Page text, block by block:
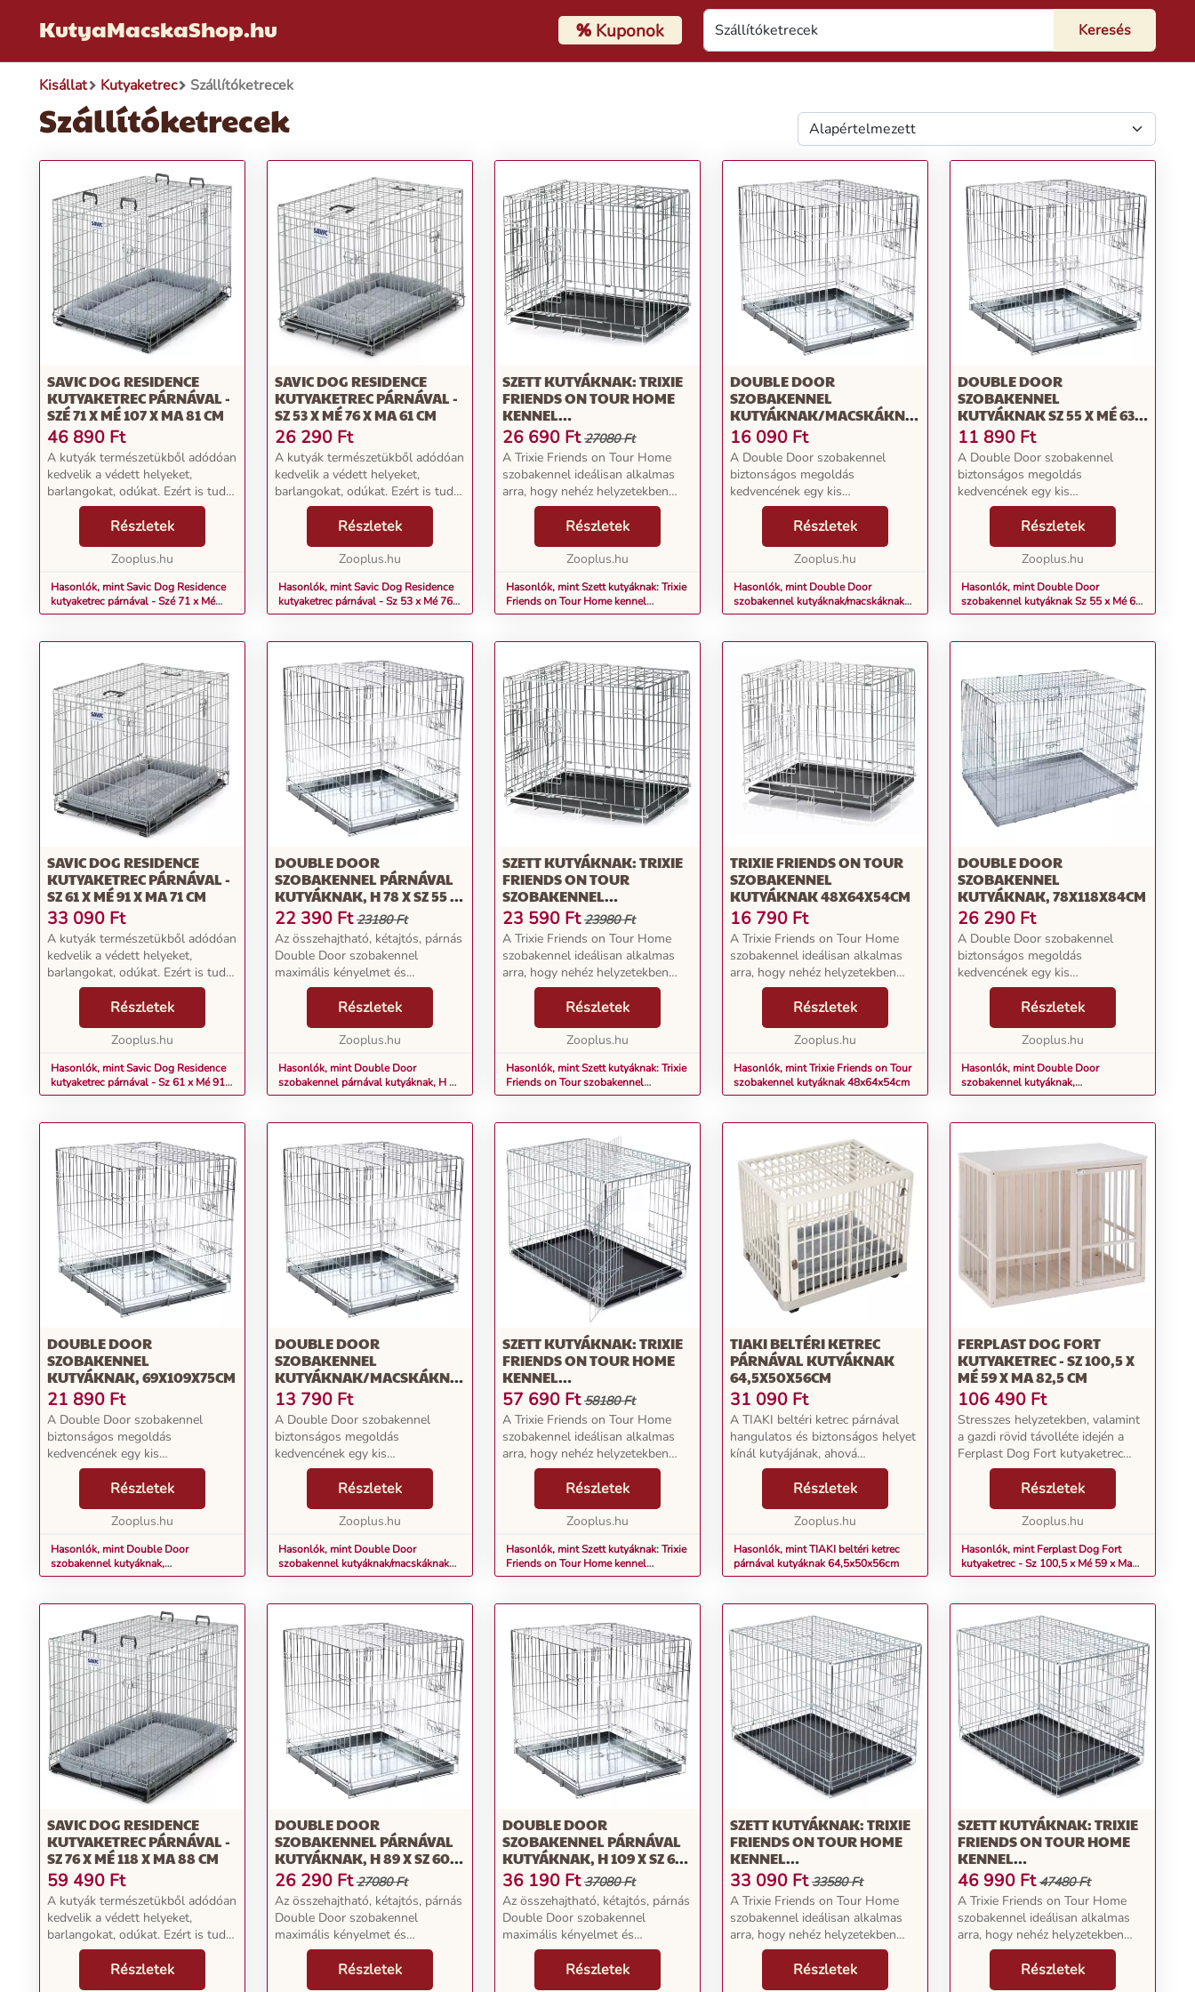
KutyaMacskaShop.hu %Kuponok
Kisállat Kutyaketrec Szállítóketrecek
Szállítóketrecek
SAVIC DOG RESIDENCE
KUTYAKETREC PÁRNÁVAL -
SZÉ 71 X MÉ 107 X MA 81 CM
46 890 Ft
A kutyák természetükből adódóan
kedvelik a védett helyeket,
barlangokat, odúkat. Ezért is tud a
Savic Dog Residence olyan
visszavonulási helyet kínálni
kedvencének, ahol az
biztonságban és jól érzi ma...
Részletek
Zooplus.hu
Hasonlók, mint Savic Dog Residence
kutyaketrec párnával - Szé 71 x Mé
107 x Ma 81 cm
SAVIC DOG RESIDENCE
KUTYAKETREC PÁRNÁVAL -
SZ 53 X MÉ 76 X MA 61 CM
26 290 Ft
A kutyák természetükből adódóan
kedvelik a védett helyeket,
barlangokat, odúkat. Ezért is tud a
Savic Dog Residence olyan
visszavonulási helyet kínálni
kedvencének, ahol az
biztonságban és jól érzi ma...
Részletek
Zooplus.hu
Hasonlók, mint Savic Dog Residence
kutyaketrec párnával - Sz 53 x Mé 76 x
Ma 61 cm
SZETT KUTYÁKNAK: TRIXIE
FRIENDS ON TOUR HOME
KENNEL
55X78X62CM+PÁRNA M
26 690 Ft 27080 Ft
A Trixie Friends on Tour Home
szobakennel ideálisan alkalmas
arra, hogy nehéz helyzetekben
biztonságos visszavonulási helyet
kínáljon kutyájának. Kiállítások,
betegség vagy még nem
szobatiszta állatok...
Részletek
Zooplus.hu
Hasonlók, mint Szett kutyáknak: Trixie
Friends on Tour Home kennel
55x78x62cm+párna M
DOUBLE DOOR
SZOBAKENNEL
KUTYÁKNAK/MACSKÁKNAK
60X89X66 CM
16 090 Ft
A Double Door szobakennel
biztonságos megoldás
kedvencének egy kis
visszavonulásra, valamint
megszokott alvóhelyet nyújt
útközben vagy nyaraláskor. A
kényelmes ki- és bejutást a ketrec
Részletek
Zooplus.hu
Hasonlók, mint Double Door
szobakennel kutyáknak/macskáknak
60x89x66 cm
DOUBLE DOOR
SZOBAKENNEL
KUTYÁKNAK SZ 55 X MÉ 63 X
MA 61 CM
11 890 Ft
A Double Door szobakennel
biztonságos megoldás
kedvencének egy kis
visszavonulásra, valamint
megszokott alvóhelyet nyújt
útközben vagy nyaraláskor. A
kényelmes ki- és bejutást a ketrec
Részletek
Zooplus.hu
Hasonlók, mint Double Door
szobakennel kutyáknak Sz 55 x Mé 63
x Ma 61 cm
SAVIC DOG RESIDENCE
KUTYAKETREC PÁRNÁVAL -
SZ 61 X MÉ 91 X MA 71 CM
33 090 Ft
A kutyák természetükből adódóan
kedvelik a védett helyeket,
barlangokat, odúkat. Ezért is tud a
Savic Dog Residence olyan
visszavonulási helyet kínálni
kedvencének, ahol az
biztonságban és jól érzi ma...
Részletek
Zooplus.hu
Hasonlók, mint Savic Dog Residence
kutyaketrec párnával - Sz 61 x Mé 91 x
Ma 71 cm
DOUBLE DOOR
SZOBAKENNEL PÁRNÁVAL
KUTYÁKNAK, H 78 X SZ 55 X
M 61 CM
22 390 Ft 23180 Ft
Az összehajtható, kétajtós, párnás
Double Door szobakennel
maximális kényelmet és
biztonságot nyújt kutyájának,
ahová bármikor visszavonulhat.
Az első osztályú
anyagminőségnek és a kiváló
Részletek
Zooplus.hu
Hasonlók, mint Double Door
szobakennel párnával kutyáknak, H 78
x Sz 55 x M 61 cm
SZETT KUTYÁKNAK: TRIXIE
FRIENDS ON TOUR
SZOBAKENNEL
48X64X54CM+PÁRNA S
23 590 Ft 23980 Ft
A Trixie Friends on Tour Home
szobakennel ideálisan alkalmas
arra, hogy nehéz helyzetekben
biztonságos visszavonulási helyet
kínáljon kutyájának. Kiállítások,
betegség vagy még nem
szobatiszta állatok...
Részletek
Zooplus.hu
Hasonlók, mint Szett kutyáknak: Trixie
Friends on Tour szobakennel
48x64x54cm+párna S
TRIXIE FRIENDS ON TOUR
SZOBAKENNEL
KUTYÁKNAK 48X64X54CM
16 790 Ft
A Trixie Friends on Tour Home
szobakennel ideálisan alkalmas
arra, hogy nehéz helyzetekben
biztonságos visszavonulási helyet
kínáljon kutyájának. Kiállítások,
betegség vagy még nem
szobatiszta állatok...
Részletek
Zooplus.hu
Hasonlók, mint Trixie Friends on Tour
szobakennel kutyáknak 48x64x54cm
DOUBLE DOOR
SZOBAKENNEL
KUTYÁKNAK, 78X118X84CM
26 290 Ft
A Double Door szobakennel
biztonságos megoldás
kedvencének egy kis
visszavonulásra, valamint
megszokott alvóhelyet nyújt
útközben vagy nyaraláskor. A
kényelmes ki- és bejutást a ketrec
Részletek
Zooplus.hu
Hasonlók, mint Double Door
szobakennel kutyáknak,
78x118x84cm
DOUBLE DOOR
SZOBAKENNEL
KUTYÁKNAK, 69X109X75CM
21 890 Ft
A Double Door szobakennel
biztonságos megoldás
kedvencének egy kis
visszavonulásra, valamint
megszokott alvóhelyet nyújt
útközben vagy nyaraláskor. A
kényelmes ki- és bejutást a ketrec
Részletek
Zooplus.hu
Hasonlók, mint Double Door
szobakennel kutyáknak,
69x109x75cm
DOUBLE DOOR
SZOBAKENNEL
KUTYÁKNAK/MACSKÁKNAK
55X78X61 CM
13 790 Ft
A Double Door szobakennel
biztonságos megoldás
kedvencének egy kis
visszavonulásra, valamint
megszokott alvóhelyet nyújt
útközben vagy nyaraláskor. A
kényelmes ki- és bejutást a ketrec
Részletek
Zooplus.hu
Hasonlók, mint Double Door
szobakennel kutyáknak/macskáknak
55x78x61 cm
SZETT KUTYÁKNAK: TRIXIE
FRIENDS ON TOUR HOME
KENNEL
77X116X86CM+PÁRNA XL
57 690 Ft 58180 Ft
A Trixie Friends on Tour Home
szobakennel ideálisan alkalmas
arra, hogy nehéz helyzetekben
biztonságos visszavonulási helyet
kínáljon kutyájának. Kiállítások,
betegség vagy még nem
szobatiszta állatok...
Részletek
Zooplus.hu
Hasonlók, mint Szett kutyáknak: Trixie
Friends on Tour Home kennel
77x116x86cm+párna XL
TIAKI BELTÉRI KETREC
PÁRNÁVAL KUTYÁKNAK
64,5X50X56CM
31 090 Ft
A TIAKI beltéri ketrec párnával
hangulatos és biztonságos helyet
kínál kutyájának, ahová
visszavonulhat. A ketrec két
méretben kapható, így kis és
közepes méretű kutyák számára is
alkalmas. A strapabí...
Részletek
Zooplus.hu
Hasonlók, mint TIAKI beltéri ketrec
párnával kutyáknak 64,5x50x56cm
FERPLAST DOG FORT
KUTYAKETREC - SZ 100,5 X
MÉ 59 X MA 82,5 CM
106 490 Ft
Stresszes helyzetekben, valamint
a gazdi rövid távolléte idején a
Ferplast Dog Fort kutyaketrec
kényelmes és biztonságos
menedéket nyújt négylábú
barátjának. A kennel ideális a
kutyák ideiglenes ottho...
Részletek
Zooplus.hu
Hasonlók, mint Ferplast Dog Fort
kutyaketrec - Sz 100,5 x Mé 59 x Ma
82,5 cm
SAVIC DOG RESIDENCE
KUTYAKETREC PÁRNÁVAL -
SZ 76 X MÉ 118 X MA 88 CM
59 490 Ft
A kutyák természetükből adódóan
kedvelik a védett helyeket,
barlangokat, odúkat. Ezért is tud a
Savic Dog Residence olyan
visszavonulási helyet kínálni
kedvencének, ahol az
Részletek
DOUBLE DOOR
SZOBAKENNEL PÁRNÁVAL
KUTYÁKNAK, H 89 X SZ 60 X
M 66 CM
26 290 Ft 27080 Ft
Az összehajtható, kétajtós, párnás
Double Door szobakennel
maximális kényelmet és
biztonságot nyújt kutyájának,
ahová bármikor visszavonulhat.
Az első osztályú
Részletek
DOUBLE DOOR
SZOBAKENNEL PÁRNÁVAL
KUTYÁKNAK, H 109 X SZ 69
X M 75 CM
36 190 Ft 37080 Ft
Az összehajtható, kétajtós, párnás
Double Door szobakennel
maximális kényelmet és
biztonságot nyújt kutyájának,
ahová bármikor visszavonulhat.
Az első osztályú
Részletek
SZETT KUTYÁKNAK: TRIXIE
FRIENDS ON TOUR HOME
KENNEL
62X93X69CM+PÁRNA L
33 090 Ft 33580 Ft
A Trixie Friends on Tour Home
szobakennel ideálisan alkalmas
arra, hogy nehéz helyzetekben
biztonságos visszavonulási helyet
kínáljon kutyájának. Kiállítások,
betegség vagy még nem
Részletek
SZETT KUTYÁKNAK: TRIXIE
FRIENDS ON TOUR HOME
KENNEL
71X109X79CM+PÁRNA XL
46 990 Ft 47480 Ft
A Trixie Friends on Tour Home
szobakennel ideálisan alkalmas
arra, hogy nehéz helyzetekben
biztonságos visszavonulási helyet
kínáljon kutyájának. Kiállítások,
betegség vagy még nem
Részletek